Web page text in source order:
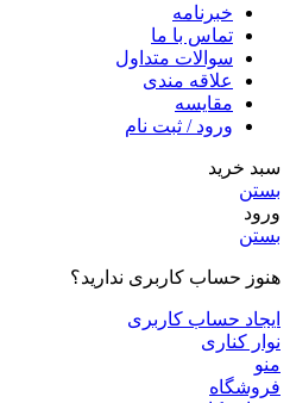
خبرنامه
تماس با ما
سوالات متداول
علاقه مندی
مقایسه
ورود / ثبت نام
سبد خرید
بستن
ورود
بستن
هنوز حساب کاربری ندارید؟
ایجاد حساب کاربری
نوار کناری
منو
فروشگاه